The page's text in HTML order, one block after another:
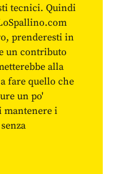
tecnici. Quindi
prenderesti in
un contributo
alla
fare quello che
un po'
mantenere i